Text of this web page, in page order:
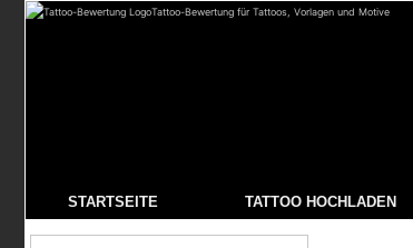
Tattoo-Bewertung für Tattoos, Vorlagen und Motive
STARTSEITE TATTOO HOCHLADEN